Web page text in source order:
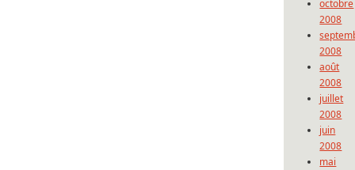
octobre
2008
2008
août
2008
juillet
2008
juin
2008
mai